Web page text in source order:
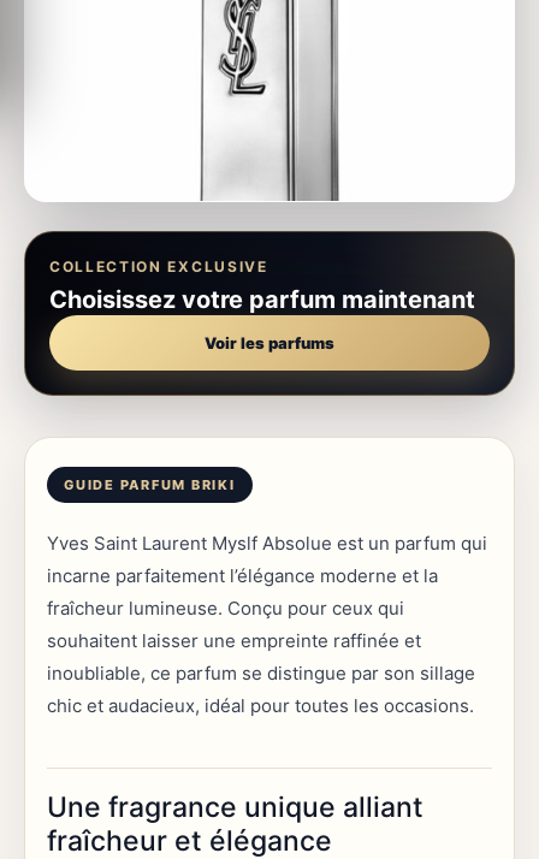
COLLECTION EXCLUSIVE
Choisissez votre parfum maintenant
Voir les parfums
Yves Saint Laurent Myslf Absolue est un parfum qui
incarne parfaitement l’élégance moderne et la
fraîcheur lumineuse. Conçu pour ceux qui
souhaitent laisser une empreinte raffinée et
inoubliable, ce parfum se distingue par son sillage
chic et audacieux, idéal pour toutes les occasions.
Une fragrance unique alliant
fraîcheur et élégance